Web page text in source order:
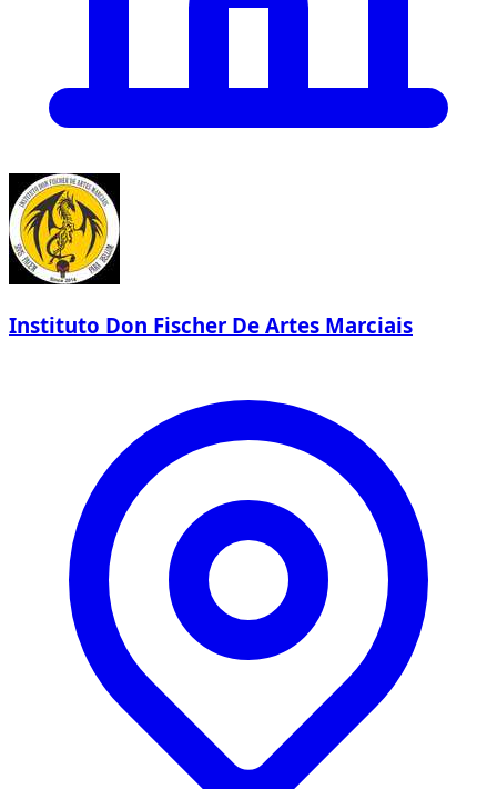
Instituto Don Fischer De Artes Marciais